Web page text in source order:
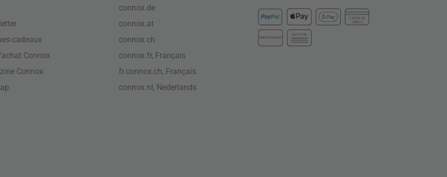
cadeaux
Connox
Connox
connox.de
connox.at
connox.ch
connox.fr, Français
fr.connox.ch, Français
connox.nl, Nederlands
CARTE DE
CRÉDIT
PRÉPAIEMENT
FACTURE